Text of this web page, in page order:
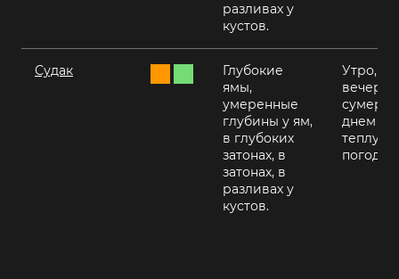
разливах у
кустов.
Судак
Глубокие
ямы,
умеренные
глубины у ям,
в глубоких
затонах, в
затонах, в
разливах у
кустов.
Утро,
вечер,
днем в
теплую
погоду